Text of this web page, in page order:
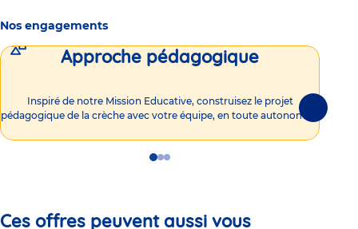
Nos engagements
Approche pédagogique
Inspiré de notre Mission Educative, construisez le projet
pédagogique de la crèche avec votre équipe, en toute autonomie !
GoGoGo
Ces offres peuvent aussi vous